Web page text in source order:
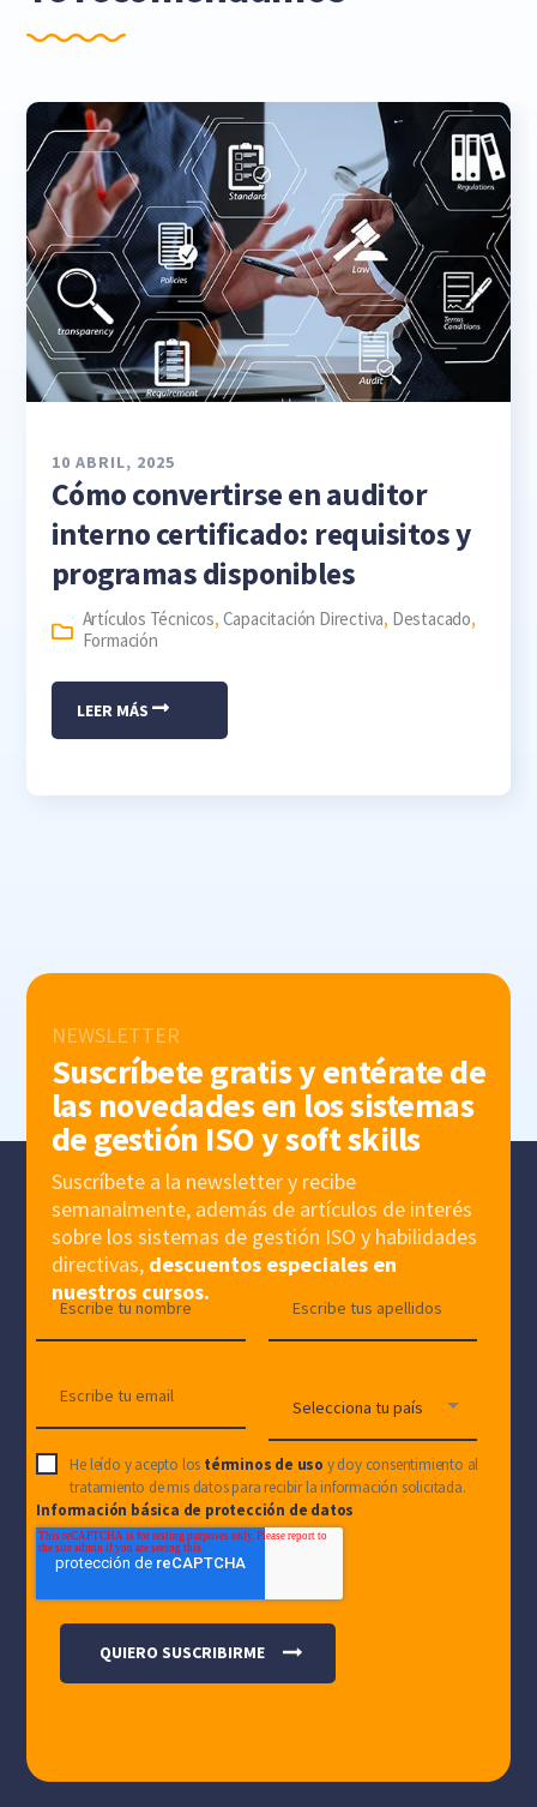
10 ABRIL, 2025
Cómo convertirse en auditor
interno certificado: requisitos y
programas disponibles
Artículos Técnicos, Capacitación Directiva, Destacado,
Formación
LEER MÁS
NEWSLETTER
Suscríbete gratis y entérate de
las novedades en los sistemas
de gestión ISO y soft skills
Suscríbete a la newsletter y recibe
semanalmente, además de artículos de interés
sobre los sistemas de gestión ISO y habilidades
directivas, descuentos especiales en
nuestros cursos.
He leído y acepto los términos de uso y doy consentimiento al
tratamiento de mis datos para recibir la información solicitada.
Información básica de protección de datos